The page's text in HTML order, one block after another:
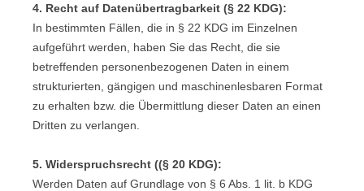
4. Recht auf Datenübertragbarkeit (§ 22 KDG):
In bestimmten Fällen, die in § 22 KDG im Einzelnen
aufgeführt werden, haben Sie das Recht, die sie
betreffenden personenbezogenen Daten in einem
strukturierten, gängigen und maschinenlesbaren Format
zu erhalten bzw. die Übermittlung dieser Daten an einen
Dritten zu verlangen.
5. Widerspruchsrecht ((§ 20 KDG):
Werden Daten auf Grundlage von § 6 Abs. 1 lit. b KDG